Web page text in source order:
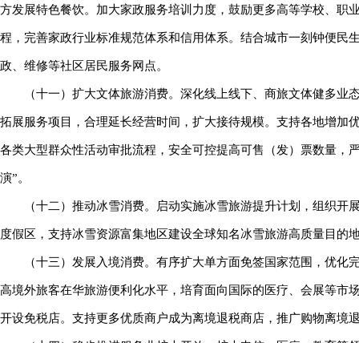
方发展特色餐饮。加大家政服务培训力度，鼓励更多高等学校、
程，完善家政行业标准规范体系和信用体系。结合城市一刻钟便
政、维修等社区居民服务网点。
（十一）扩大文体旅游消费。深化线上线下、商旅文体健多
拓展服务项目，合理延长经营时间，扩大接待规模。支持各地增
各类大型群众性活动审批流程，安全可控提高可售（发）票数量，
演”。
（十二）推动冰雪消费。启动实施冰雪旅游提升计划，组织
度假区，支持冰雪资源富集地区建设全球知名冰雪旅游高质量目的
（十三）发展入境消费。有序扩大单方面免签国家范围，优
高境外旅客在华旅游便利化水平，培育面向国际的医疗、会展等
开设免税店。支持更多优质商户成为离境退税商店，推广购物离境